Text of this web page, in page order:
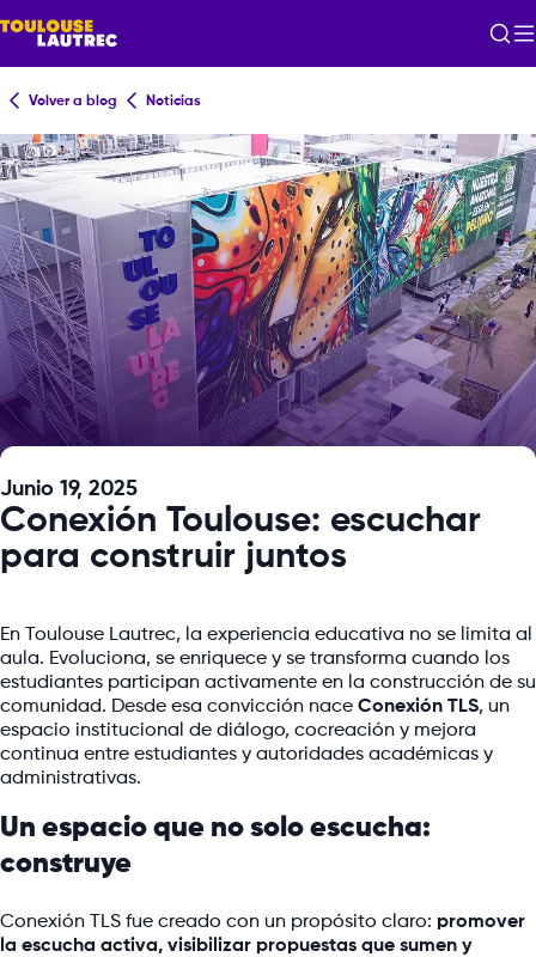
Volver a blog Noticias
Junio 19, 2025
Conexión Toulouse: escuchar
para construir juntos
En Toulouse Lautrec, la experiencia educativa no se limita al
aula. Evoluciona, se enriquece y se transforma cuando los
estudiantes participan activamente en la construcción de su
comunidad. Desde esa convicción nace Conexión TLS, un
espacio institucional de diálogo, cocreación y mejora
continua entre estudiantes y autoridades académicas y
administrativas.
Un espacio que no solo escucha:
construye
Conexión TLS fue creado con un propósito claro: promover
la escucha activa, visibilizar propuestas que sumen y